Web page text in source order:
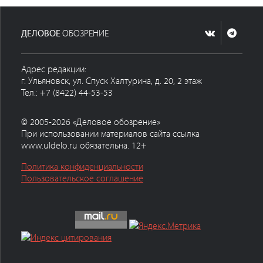
ДЕЛОВОЕ ОБОЗРЕНИЕ
Адрес редакции:
г. Ульяновск, ул. Спуск Халтурина, д. 20, 2 этаж
Тел.: +7 (8422) 44-53-53
© 2005-2026 «Деловое обозрение»
При использовании материалов сайта ссылка
www.uldelo.ru обязательна. 12+
Политика конфиденциальности
Пользовательское соглашение